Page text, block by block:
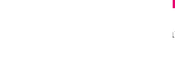
https://www.101tv.es/